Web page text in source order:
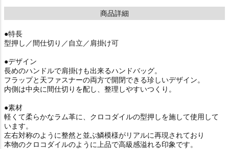
商品詳細
●特長
型押し／間仕切り／自立／肩掛け可
●デザイン
長めのハンドルで肩掛けも出来るハンドバッグ。
フラップと天ファスナーの両方で開閉できる珍しいデザイン。
内側は中央に間仕切りを配し、整理しやすいつくり。
●素材
軽くて柔らかなラム革に、クロコダイルの型押しを施して使用して
います。
左右対称のように整然と並ぶ鱗模様がリアルに再現されており
本物のクロコダイルのように上品で高級感溢れる印象です。